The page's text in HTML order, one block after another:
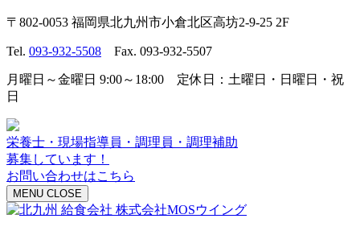
〒802-0053 福岡県北九州市小倉北区高坊2-9-25 2F
Tel. 093-932-5508 Fax. 093-932-5507
月曜日～金曜日 9:00～18:00 定休日：土曜日・日曜日・祝
日
栄養士・現場指導員・調理員・調理補助
募集しています！
お問い合わせはこちら
MENU CLOSE